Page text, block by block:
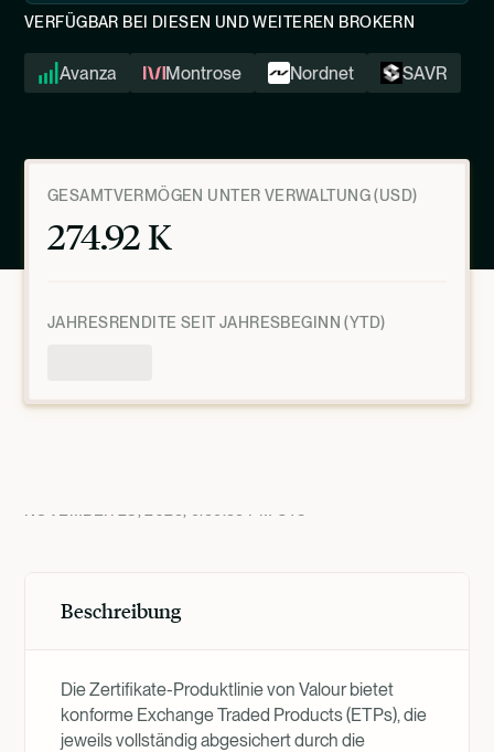
VERFÜGBAR BEI DIESEN UND WEITEREN BROKERN
Avanza Montrose Nordnet SAVR
GESAMTVERMÖGEN UNTER VERWALTUNG (USD)
274.92 K
JAHRESRENDITE SEIT JAHRESBEGINN (YTD)
Beschreibung
Die Zertifikate-Produktlinie von Valour bietet
konforme Exchange Traded Products (ETPs), die
jeweils vollständig abgesichert durch die